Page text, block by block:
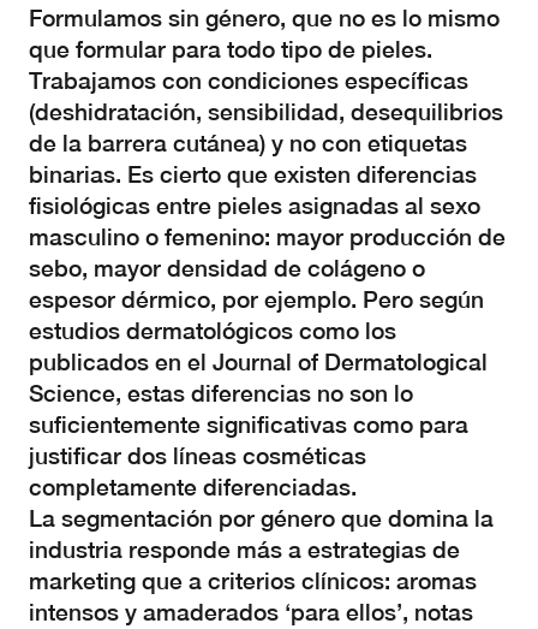
Formulamos sin género, que no es lo mismo
que formular para todo tipo de pieles.
Trabajamos con condiciones específicas
(deshidratación, sensibilidad, desequilibrios
de la barrera cutánea) y no con etiquetas
binarias. Es cierto que existen diferencias
fisiológicas entre pieles asignadas al sexo
masculino o femenino: mayor producción de
sebo, mayor densidad de colágeno o
espesor dérmico, por ejemplo. Pero según
estudios dermatológicos como los
publicados en el Journal of Dermatological
Science, estas diferencias no son lo
suficientemente significativas como para
justificar dos líneas cosméticas
completamente diferenciadas.
La segmentación por género que domina la
industria responde más a estrategias de
marketing que a criterios clínicos: aromas
intensos y amaderados ‘para ellos’, notas